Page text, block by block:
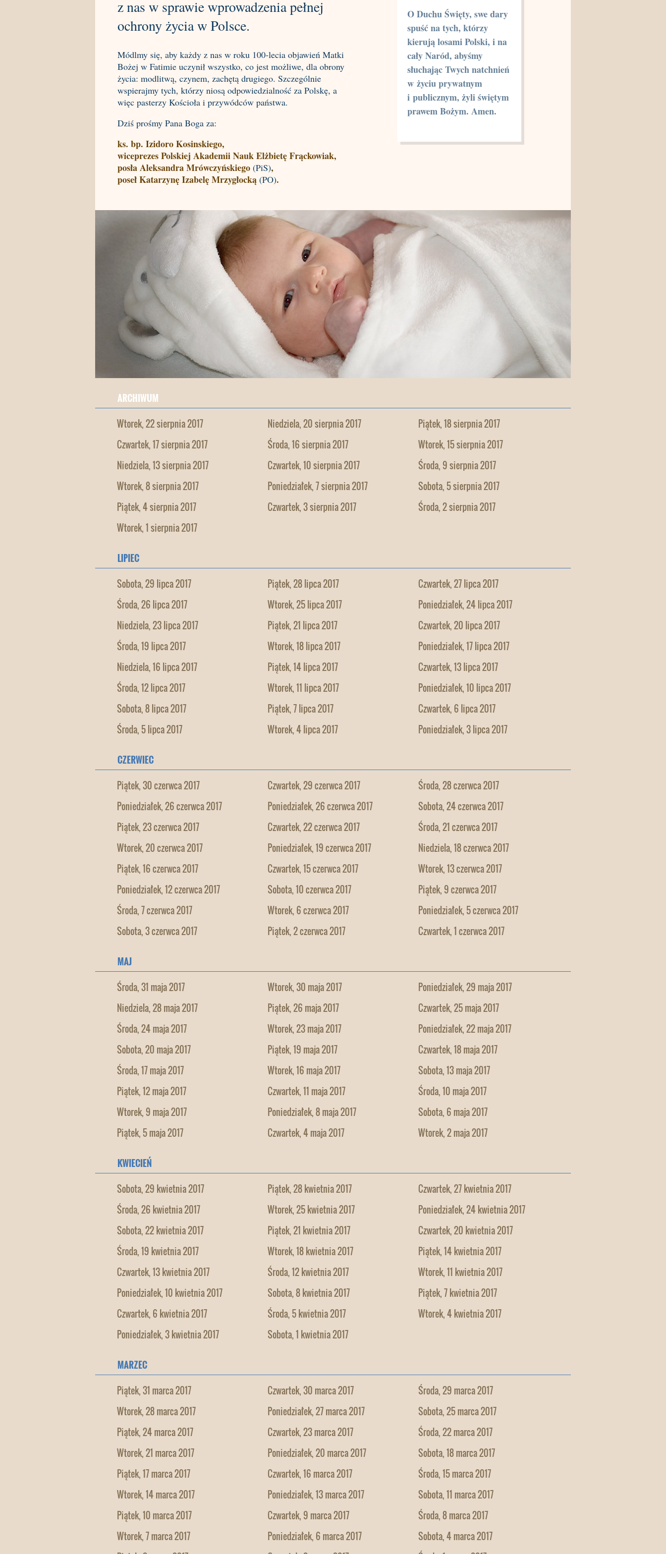
z nas w sprawie wprowadzenia pełnej
ochrony życia w Polsce.
Módlmy się, aby każdy z nas w roku 100-lecia objawień Matki
Bożej w Fatimie uczynił wszystko, co jest możliwe, dla obrony
życia: modlitwą, czynem, zachętą drugiego. Szczególnie
wspierajmy tych, którzy niosą odpowiedzialność za Polskę, a
więc pasterzy Kościoła i przywódców państwa.
Dziś prośmy Pana Boga za:
ks. bp. Izidoro Kosinskiego,
wiceprezes Polskiej Akademii Nauk Elżbietę Frąckowiak,
posła Aleksandra Mrówczyńskiego (PiS),
poseł Katarzynę Izabelę Mrzygłocką (PO).
O Duchu Święty, swe dary
spuść na tych, którzy
kierują losami Polski, i na
cały Naród, abyśmy
słuchając Twych natchnień
w życiu prywatnym
i publicznym, żyli świętym
prawem Bożym. Amen.
ARCHIWUM
Wtorek, 22 sierpnia 2017
Niedziela, 20 sierpnia 2017
Piątek, 18 sierpnia 2017
Czwartek, 17 sierpnia 2017
Środa, 16 sierpnia 2017
Wtorek, 15 sierpnia 2017
Niedziela, 13 sierpnia 2017
Czwartek, 10 sierpnia 2017
Środa, 9 sierpnia 2017
Wtorek, 8 sierpnia 2017
Poniedziałek, 7 sierpnia 2017
Sobota, 5 sierpnia 2017
Piątek, 4 sierpnia 2017
Czwartek, 3 sierpnia 2017
Środa, 2 sierpnia 2017
Wtorek, 1 sierpnia 2017
LIPIEC
Sobota, 29 lipca 2017
Piątek, 28 lipca 2017
Czwartek, 27 lipca 2017
Środa, 26 lipca 2017
Wtorek, 25 lipca 2017
Poniedziałek, 24 lipca 2017
Niedziela, 23 lipca 2017
Piątek, 21 lipca 2017
Czwartek, 20 lipca 2017
Środa, 19 lipca 2017
Wtorek, 18 lipca 2017
Poniedziałek, 17 lipca 2017
Niedziela, 16 lipca 2017
Piątek, 14 lipca 2017
Czwartek, 13 lipca 2017
Środa, 12 lipca 2017
Wtorek, 11 lipca 2017
Poniedziałek, 10 lipca 2017
Sobota, 8 lipca 2017
Piątek, 7 lipca 2017
Czwartek, 6 lipca 2017
Środa, 5 lipca 2017
Wtorek, 4 lipca 2017 Poniedziałek, 3 lipca 2017
CZERWIEC
Piątek, 30 czerwca 2017
Czwartek, 29 czerwca 2017
Środa, 28 czerwca 2017
Poniedziałek, 26 czerwca 2017
Poniedziałek, 26 czerwca 2017
Sobota, 24 czerwca 2017
Piątek, 23 czerwca 2017
Czwartek, 22 czerwca 2017
Środa, 21 czerwca 2017
Wtorek, 20 czerwca 2017
Poniedziałek, 19 czerwca 2017
Niedziela, 18 czerwca 2017
Piątek, 16 czerwca 2017
Czwartek, 15 czerwca 2017
Wtorek, 13 czerwca 2017
Poniedziałek, 12 czerwca 2017
Sobota, 10 czerwca 2017
Piątek, 9 czerwca 2017
Środa, 7 czerwca 2017
Wtorek, 6 czerwca 2017
Poniedziałek, 5 czerwca 2017
Sobota, 3 czerwca 2017
Piątek, 2 czerwca 2017 Czwartek, 1 czerwca 2017
MAJ
Środa, 31 maja 2017
Wtorek, 30 maja 2017
Poniedziałek, 29 maja 2017
Niedziela, 28 maja 2017
Piątek, 26 maja 2017
Czwartek, 25 maja 2017
Środa, 24 maja 2017
Wtorek, 23 maja 2017
Poniedziałek, 22 maja 2017
Sobota, 20 maja 2017
Piątek, 19 maja 2017
Czwartek, 18 maja 2017
Środa, 17 maja 2017
Wtorek, 16 maja 2017
Sobota, 13 maja 2017
Piątek, 12 maja 2017
Czwartek, 11 maja 2017
Środa, 10 maja 2017
Wtorek, 9 maja 2017
Poniedziałek, 8 maja 2017
Sobota, 6 maja 2017
Piątek, 5 maja 2017
Czwartek, 4 maja 2017 Wtorek, 2 maja 2017
KWIECIEŃ
Sobota, 29 kwietnia 2017
Piątek, 28 kwietnia 2017
Czwartek, 27 kwietnia 2017
Środa, 26 kwietnia 2017
Wtorek, 25 kwietnia 2017
Poniedziałek, 24 kwietnia 2017
Sobota, 22 kwietnia 2017
Piątek, 21 kwietnia 2017
Czwartek, 20 kwietnia 2017
Środa, 19 kwietnia 2017
Wtorek, 18 kwietnia 2017
Piątek, 14 kwietnia 2017
Czwartek, 13 kwietnia 2017
Środa, 12 kwietnia 2017
Wtorek, 11 kwietnia 2017
Poniedziałek, 10 kwietnia 2017
Sobota, 8 kwietnia 2017
Piątek, 7 kwietnia 2017
Czwartek, 6 kwietnia 2017
Środa, 5 kwietnia 2017
Wtorek, 4 kwietnia 2017
Poniedziałek, 3 kwietnia 2017
Sobota, 1 kwietnia 2017
MARZEC
Piątek, 31 marca 2017
Czwartek, 30 marca 2017
Środa, 29 marca 2017
Wtorek, 28 marca 2017
Poniedziałek, 27 marca 2017
Sobota, 25 marca 2017
Piątek, 24 marca 2017
Czwartek, 23 marca 2017
Środa, 22 marca 2017
Wtorek, 21 marca 2017
Poniedziałek, 20 marca 2017
Sobota, 18 marca 2017
Piątek, 17 marca 2017
Czwartek, 16 marca 2017
Środa, 15 marca 2017
Wtorek, 14 marca 2017
Poniedziałek, 13 marca 2017
Sobota, 11 marca 2017
Piątek, 10 marca 2017
Czwartek, 9 marca 2017
Środa, 8 marca 2017
Wtorek, 7 marca 2017
Poniedziałek, 6 marca 2017
Sobota, 4 marca 2017